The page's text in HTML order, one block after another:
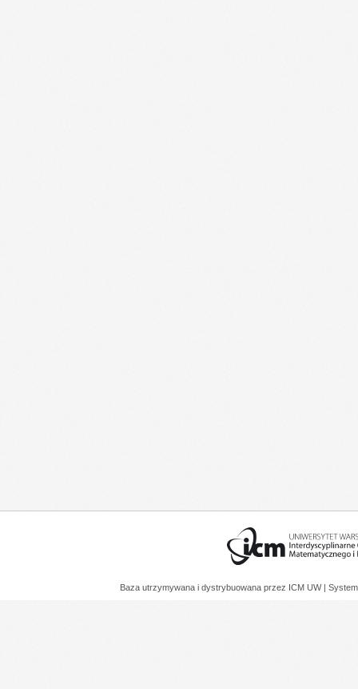
Baza utrzymywana i dystrybuowana przez ICM UW |